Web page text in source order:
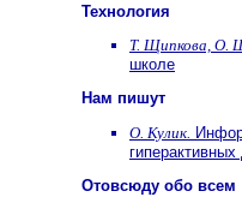
Технология
Т. Щипкова, О.
школе
Нам пишут
О. Кулик.
гиперактивных
Отовсюду обо всем